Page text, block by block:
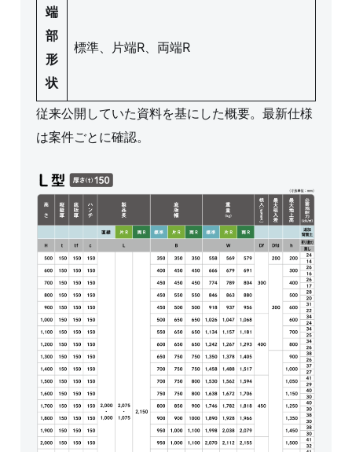
端
部
形
状
標準、片端R、両端R
従来公開していた資料を基にした概要。最新仕様
は案件ごとに確認。